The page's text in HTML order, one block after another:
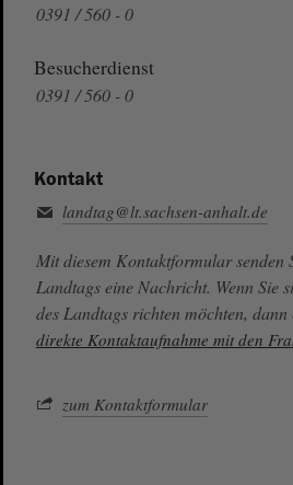
0391 / 560 - 0
Besucherdienst
0391 / 560 - 0
Kontakt
landtag@lt.sachsen-anhalt.de
Mit diesem Kontaktformular senden
Landtags eine Nachricht. Wenn Sie
des Landtags richten möchten,
direkte Kontaktaufnahme mit den
zum Kontaktformular